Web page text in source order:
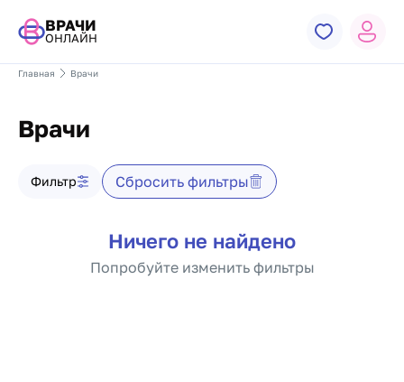
ВРАЧИ
ОНЛАЙН
Главная Врачи
Врачи
Фильтр врачей
Фильтр Сбросить фильтры
Список врачейНичего не найдено
Попробуйте изменить фильтры